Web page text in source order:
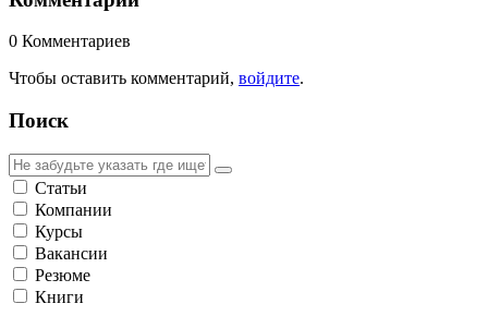
0 Комментариев
Чтобы оставить комментарий, войдите.
Поиск
Статьи
Компании
Курсы
Вакансии
Резюме
Книги